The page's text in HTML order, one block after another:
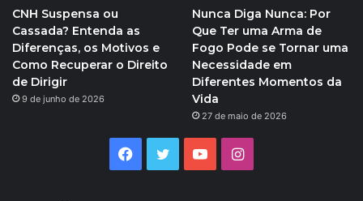
CNH Suspensa ou
Cassada? Entenda as
Diferenças, os Motivos e
Como Recuperar o Direito
de Dirigir
9 de junho de 2026
Nunca Diga Nunca: Por
Que Ter uma Arma de
Fogo Pode se Tornar uma
Necessidade em
Diferentes Momentos da
Vida
27 de maio de 2026
Facebook
TwitterYouTubeInstagram